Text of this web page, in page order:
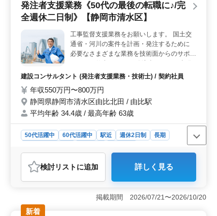
発注者支援業務《50代の最後の転職に♪/完
全週休二日制》【静岡市清水区】
工事監督支援業務をお願いします。 国土交
通省・河川の案件を計画・発注するために
必要なさまざまな業務を技術面からのサポー
注業務 ・的確に協力会社に指示確認をする
料作成 ・施工状況の照会及び確認 ・工事検
査等への臨場 ・設計図書と工事現場の確認
60代の技術者も活躍中。
建設コンサルタント (発注者支援業務・技術士) / 契約社員
年収550万円〜800万円
静岡県静岡市清水区由比北田 / 由比駅
平均年齢 34.4歳 / 最高年齢 63歳
50代活躍中 60代活躍中 駅近 週休2日制
長期
おすすめポイント
＜経験者の最後の転職に♪＞ 50代からの新たなスタート
を応援しています。国土交通省案件の技術支援業務で、
長年培った経験と知識を活かせます。1級土木施工管理技
士の資格や10年以上の経験を持つ方々に最適なポジショ
検討リスト に追加 詳しく見る
掲載期間 2026/07/21〜2026/10/20
新着